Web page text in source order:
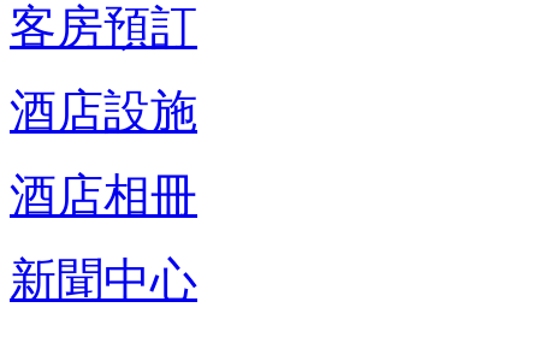
客房預訂
酒店設施
酒店相冊
新聞中心